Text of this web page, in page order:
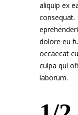
aliquip ex
consequat.
dolore eu
occaecat
culpa qui
laborum.